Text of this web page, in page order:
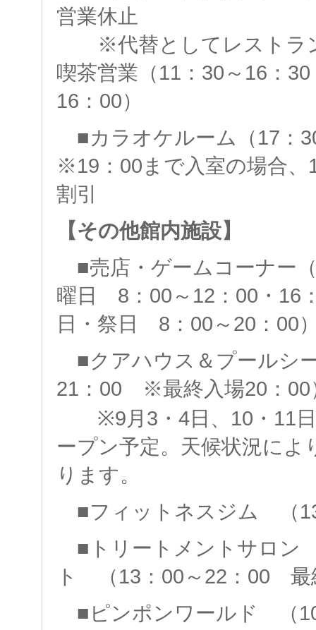
営業休止
※代替としてレストラ
喫茶営業（11：30～16：
16：00）
■カラオケルーム（17：
※19：00まで入室の場合、
割引
【その他館内施設】
■売店・ゲームコーナー
曜日 8：00～12：00・16
日・祭日 8：00～20：00
■クアハウス＆プールシ
21：00 ※最終入場20：00
※9月3・4日、10・11日
ープン予定。天候状況によ
ります。
■フィットネスジム （
■トリートメントサロン
ト （13：00～22：00 最
■ピンポンワールド （